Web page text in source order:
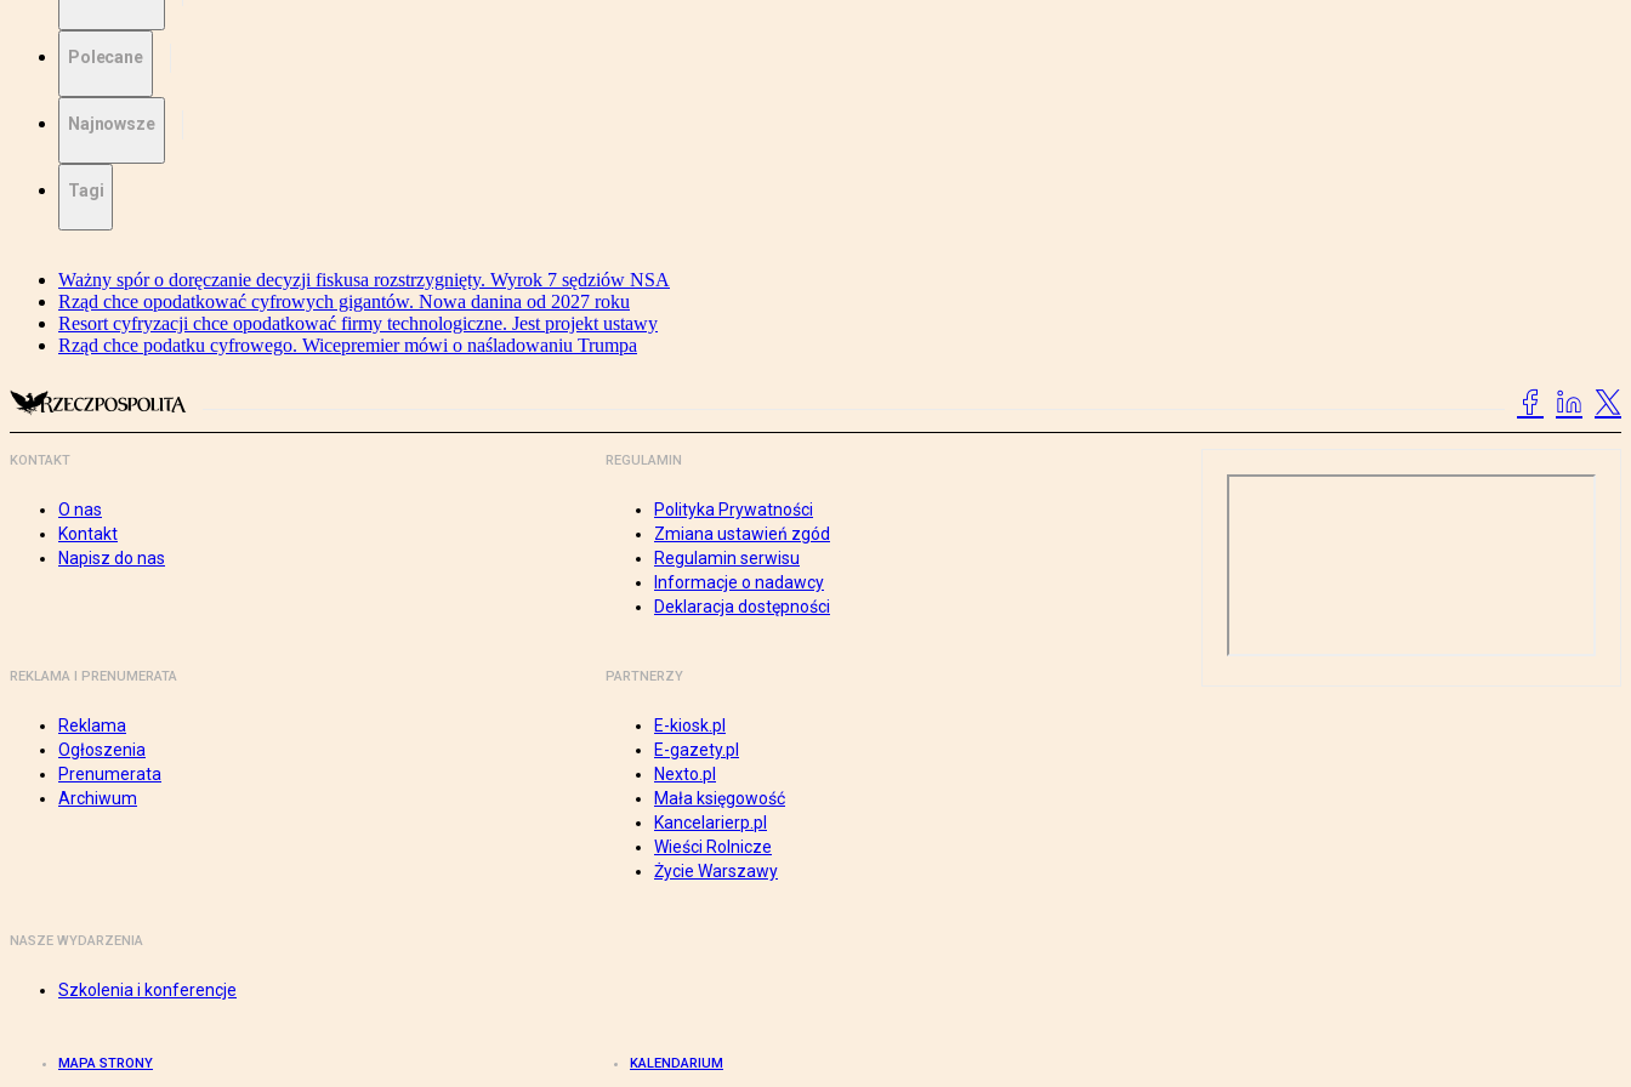
Polecane
Najnowsze
Tagi
Ważny spór o doręczanie decyzji fiskusa rozstrzygnięty. Wyrok 7 sędziów NSA
Rząd chce opodatkować cyfrowych gigantów. Nowa danina od 2027 roku
Resort cyfryzacji chce opodatkować firmy technologiczne. Jest projekt ustawy
Rząd chce podatku cyfrowego. Wicepremier mówi o naśladowaniu Trumpa
KONTAKT
O nas
Kontakt
Napisz do nas
REGULAMIN
Polityka Prywatności
Zmiana ustawień zgód
Regulamin serwisu
Informacje o nadawcy
Deklaracja dostępności
REKLAMA I PRENUMERATA
Reklama
Ogłoszenia
Prenumerata
Archiwum
PARTNERZY
E-kiosk.pl
E-gazety.pl
Nexto.pl
Mała księgowość
Kancelarierp.pl
Wieści Rolnicze
Życie Warszawy
NASZE WYDARZENIA
Szkolenia i konferencje
MAPA STRONY KALENDARIUM